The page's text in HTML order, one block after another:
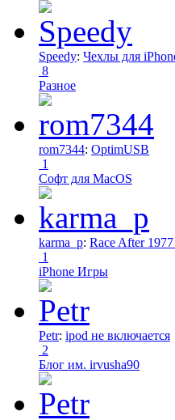
Speedy: Чехлы для
8
Разное
rom7344: OptimUSB
1
Софт для MacOS
karma_p: Race After
1
iPhone Игры
Petr: ipod не включается
2
Блог им. irvusha90